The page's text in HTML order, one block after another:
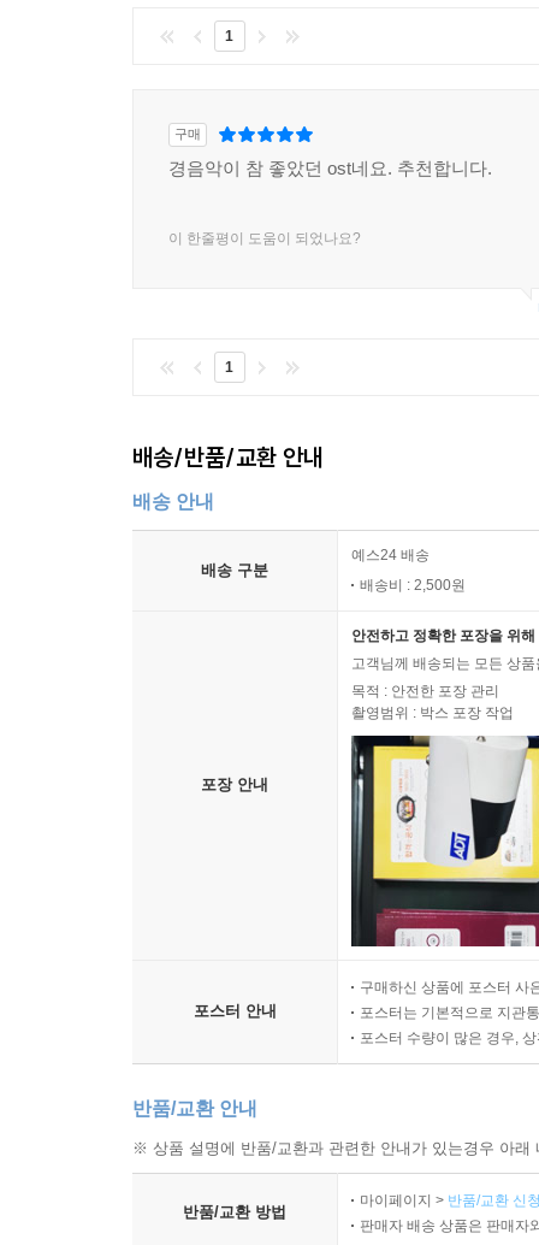
1
구매
경음악이 참 좋았던 ost네요. 추천합니다.
이 한줄평이 도움이 되었나요?
1
배송/반품/교환 안내
배송 안내
배송 구분
예스24 배송
배송비 : 2,500원
포장 안내
안전하고 정확한 포장을 위
고객님께 배송되는 모든 상
목적 : 안전한 포장 관리
촬영범위 : 박스 포장 작업
포스터 안내
구매하신 상품에 포스터 사
포스터는 기본적으로 지관
포스터 수량이 많은 경우,
반품/교환 안내
※ 상품 설명에 반품/교환과 관련한 안내가 있는경우 아
반품/교환 방법
마이페이지 > 반품/교환 신
판매자 배송 상품은 판매자